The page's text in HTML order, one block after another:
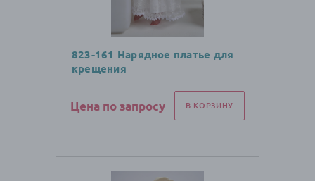
823-161 Нарядное платье для
крещения
Цена по запросу В КОРЗИНУ